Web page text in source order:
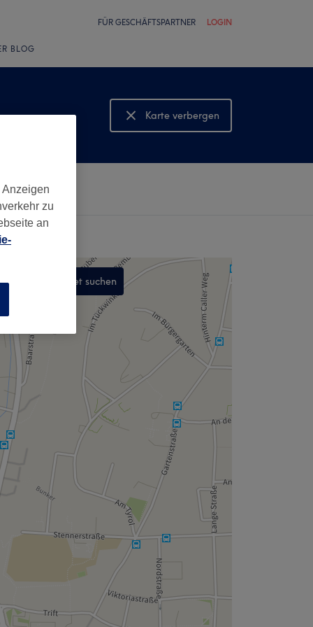
FÜR GESCHÄFTSPARTNER LOGIN
BLOG
Karte verbergen
Karte anzeigen
In diesem Gebiet suchen
zu
an